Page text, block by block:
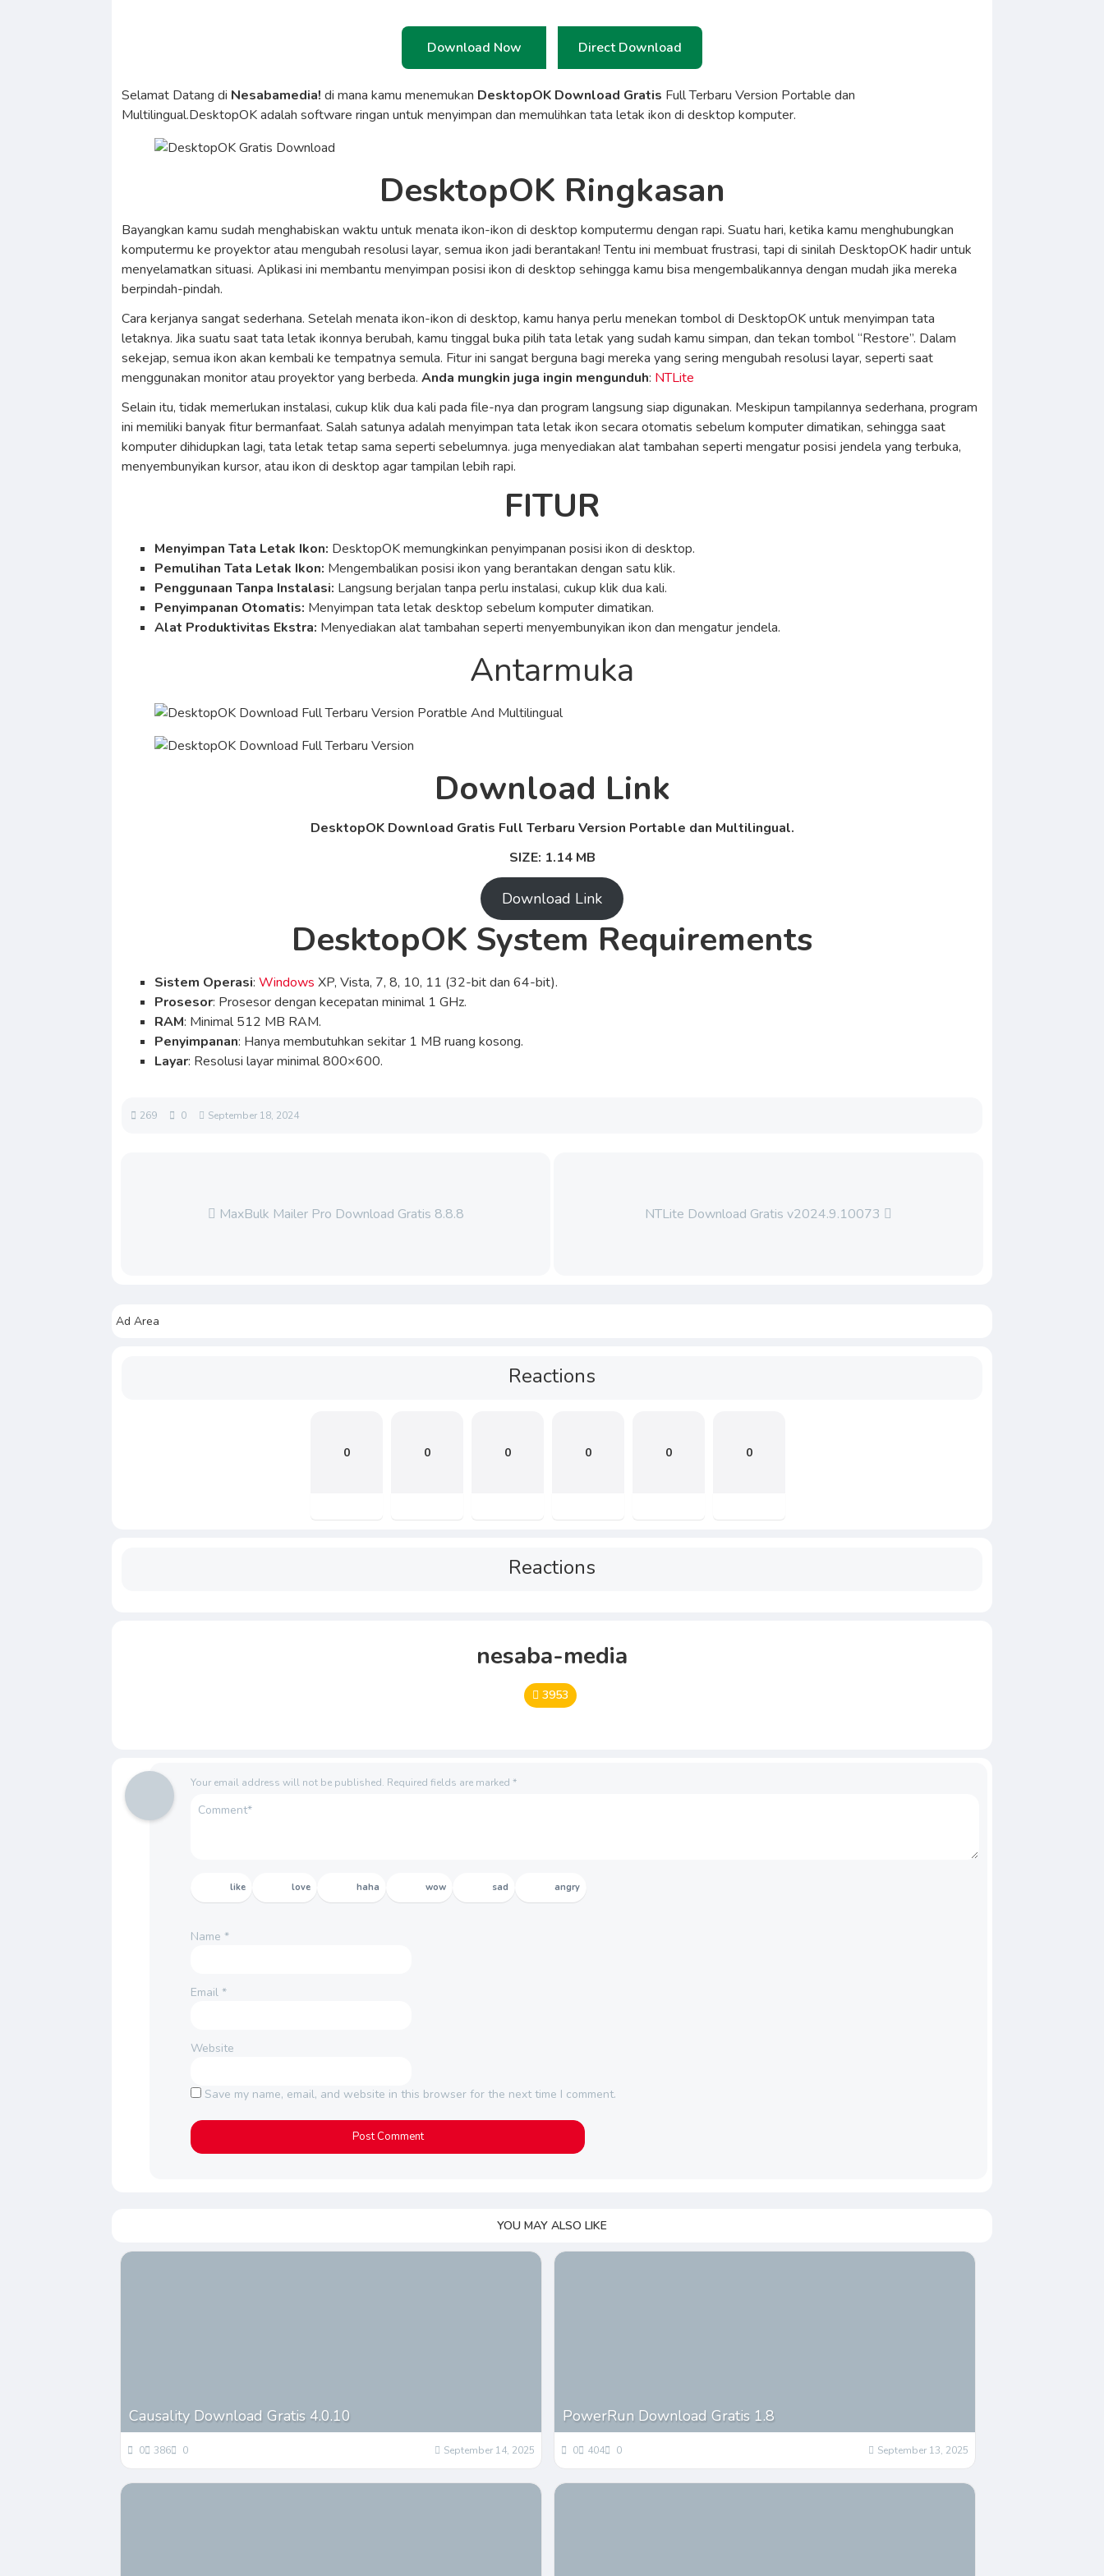
Download Now Direct Download
Selamat Datang di Nesabamedia!di mana kamu menemukan DesktopOK Download Gratis Full Terbaru Version Portable dan
Multilingual.DesktopOK adalah software ringan untuk menyimpan dan memulihkan tata letak ikon di desktop komputer.
DesktopOK Ringkasan
Bayangkan kamu sudah menghabiskan waktu untuk menata ikon-ikon di desktop komputermu dengan rapi. Suatu hari, ketika kamu menghubungkan
komputermu ke proyektor atau mengubah resolusi layar, semua ikon jadi berantakan! Tentu ini membuat frustrasi, tapi di sinilah DesktopOK hadir untuk
menyelamatkan situasi. Aplikasi ini membantu menyimpan posisi ikon di desktop sehingga kamu bisa mengembalikannya dengan mudah jika mereka
berpindah-pindah.
Cara kerjanya sangat sederhana. Setelah menata ikon-ikon di desktop, kamu hanya perlu menekan tombol di DesktopOK untuk menyimpan tata
letaknya. Jika suatu saat tata letak ikonnya berubah, kamu tinggal buka pilih tata letak yang sudah kamu simpan, dan tekan tombol “Restore”. Dalam
sekejap, semua ikon akan kembali ke tempatnya semula. Fitur ini sangat berguna bagi mereka yang sering mengubah resolusi layar, seperti saat
menggunakan monitor atau proyektor yang berbeda.Anda mungkin juga ingin mengunduh: NTLite
Selain itu, tidak memerlukan instalasi, cukup klik dua kali pada file-nya dan program langsung siap digunakan. Meskipun tampilannya sederhana, program
ini memiliki banyak fitur bermanfaat. Salah satunya adalah menyimpan tata letak ikon secara otomatis sebelum komputer dimatikan, sehingga saat
komputer dihidupkan lagi, tata letak tetap sama seperti sebelumnya. juga menyediakan alat tambahan seperti mengatur posisi jendela yang terbuka,
menyembunyikan kursor, atau ikon di desktop agar tampilan lebih rapi.
FITUR
Menyimpan Tata Letak Ikon: DesktopOK memungkinkan penyimpanan posisi ikon di desktop.
Pemulihan Tata Letak Ikon: Mengembalikan posisi ikon yang berantakan dengan satu klik.
Penggunaan Tanpa Instalasi: Langsung berjalan tanpa perlu instalasi, cukup klik dua kali.
Penyimpanan Otomatis: Menyimpan tata letak desktop sebelum komputer dimatikan.
Alat Produktivitas Ekstra: Menyediakan alat tambahan seperti menyembunyikan ikon dan mengatur jendela.
Antarmuka
Download Link
DesktopOK Download Gratis Full Terbaru Version Portable dan Multilingual.
SIZE: 1.14 MB
Download Link
DesktopOK System Requirements
Sistem Operasi:WindowsXP, Vista, 7, 8, 10, 11 (32-bit dan 64-bit).
Prosesor: Prosesor dengan kecepatan minimal 1 GHz.
RAM: Minimal 512 MB RAM.
Penyimpanan: Hanya membutuhkan sekitar 1 MB ruang kosong.
Layar: Resolusi layar minimal 800×600.
269 0 September 18, 2024
MaxBulk Mailer Pro Download Gratis 8.8.8 NTLite Download Gratis v2024.9.10073
Ad Area
Reactions
0 0 0 0 0 0
Reactions
nesaba-media
3953
Your email address will not be published. Required fields are marked*
like love haha wow sad angry
Name*
Email*
Website
Save my name, email, and website in this browser for the next time I comment.
YOU MAY ALSO LIKE
Causality Download Gratis 4.0.10
0 386 0 September 14, 2025
PowerRun Download Gratis 1.8
0 404 0 September 13, 2025